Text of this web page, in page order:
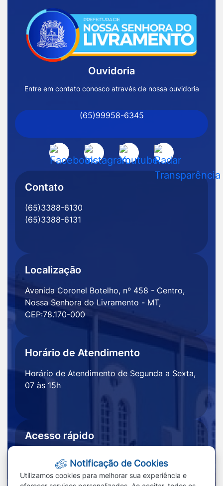
Acessar
Página
Inicial
de
Senhora
do
Livramento
MT
Acessar
a
Social
Facebook
Acessar
a
Acessar
a
Acessar
a
Rede
Ouvidoria
Entre em contato conosco através de nossa ouvidoria
(65)99958-6345
Contato
(65)3388-6130
(65)3388-6131
Localização
Avenida Coronel Botelho, nº 458 - Centro,
Nossa Senhora do Livramento - MT,
CEP:78.170-000
Horário de Atendimento
Horário de Atendimento de Segunda a Sexta,
07 às 15h
Acesso rápido
Transparência
Redefinir cookies
Notificação de Cookies
Utilizamos cookies para melhorar sua experiência e